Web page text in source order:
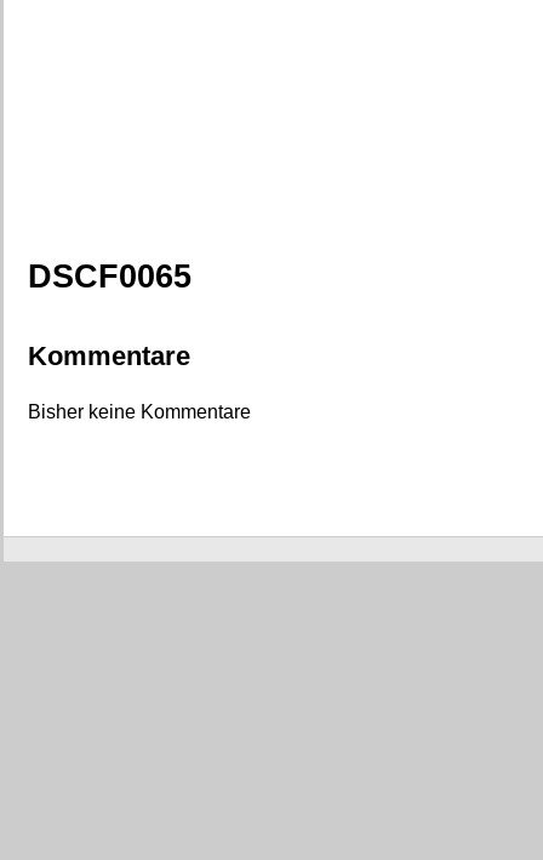
DSCF0065
Kommentare
Bisher keine Kommentare